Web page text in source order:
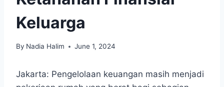
Keluarga
By Nadia Halim June 1, 2024
Jakarta: Pengelolaan keuangan masih menjadi